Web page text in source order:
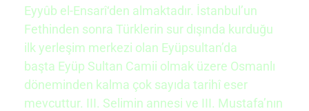
Eyyûb el-Ensarî‘den almaktadır. İstanbul’un
Fethinden sonra Türklerin sur dışında kurduğu
ilk yerleşim merkezi olan Eyüpsultan’da
başta Eyüp Sultan Camii olmak üzere Osmanlı
döneminden kalma çok sayıda tarihî eser
mevcuttur. III. Selimin annesi ve III. Mustafa’nın